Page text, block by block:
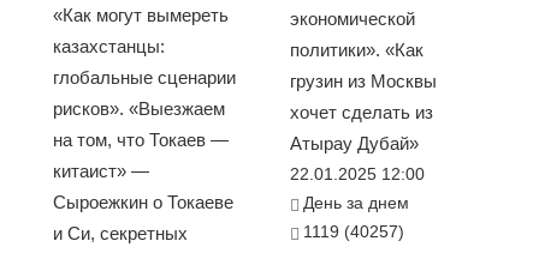
«Как могут вымереть
казахстанцы:
глобальные сценарии
рисков». «Выезжаем
на том, что Токаев —
китаист» —
Сыроежкин о Токаеве
и Си, секретных
экономической
политики». «Как
грузин из Москвы
хочет сделать из
Атырау Дубай»
22.01.2025 12:00
День за днем
1119 (40257)